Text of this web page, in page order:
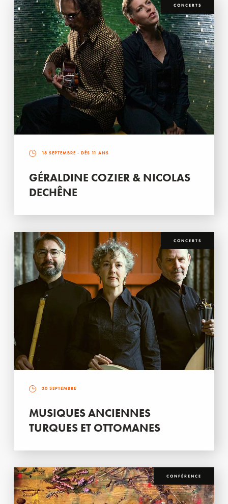
CONCERTS
18 SEPTEMBRE - DÈS 11 ANS
GÉRALDINE COZIER & NICOLAS
DECHÊNE
CONCERTS
30 SEPTEMBRE
MUSIQUES ANCIENNES
TURQUES ET OTTOMANES
CONFÉRENCE